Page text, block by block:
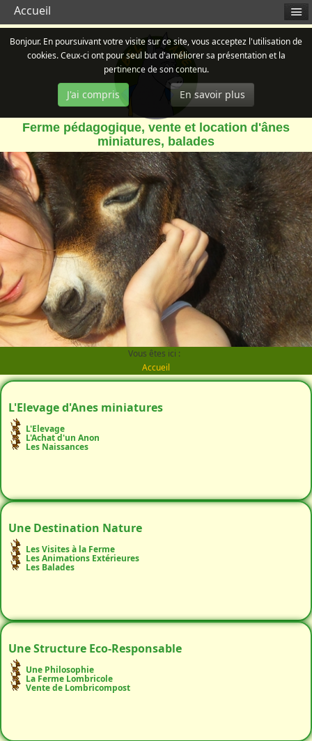
Bonjour. En poursuivant votre visite sur ce site, vous acceptez l'utilisation de
cookies. Ceux-ci ont pour seul but d'améliorer sa présentation et la
pertinence de son contenu.
J'ai compris En savoir plus
Ferme pédagogique, vente et location d'ânes
miniatures, balades
Vous êtes ici :
Accueil
L'Elevage d'Anes miniatures
L'Elevage
L'Achat d'un Anon
Les Naissances
Une Destination Nature
Les Visites à la Ferme
Les Animations Extérieures
Les Balades
Une Structure Eco-Responsable
Une Philosophie
La Ferme Lombricole
Vente de Lombricompost
Accueil